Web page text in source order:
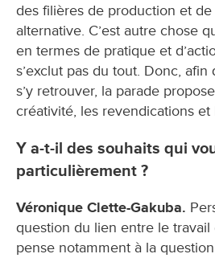
des filières de production et
alternative. C’est autre chose
en termes de pratique et
s’exclut pas du tout. Donc,
s’y retrouver, la parade
créativité, les revendications et
Y a-t-il des souhaits qui
particulièrement ?
Véronique Clette-Gakuba.
question du lien entre le
pense notamment à la